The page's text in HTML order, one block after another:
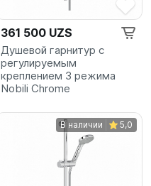
361 500 UZS
Душевой гарнитур с
регулируемым
креплением 3 режима
Nobili Chrome
В наличии 5,0